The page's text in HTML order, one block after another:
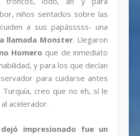
niños sentados sobre las
a sus papásssss- una
llamada Monster. Llegaron
Homero que de inmediato
y para los que decían
para cuidarse antes
creo que no eh, sí le
acelerador.
impresionado fue un